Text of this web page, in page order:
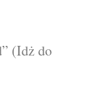
(Idż do